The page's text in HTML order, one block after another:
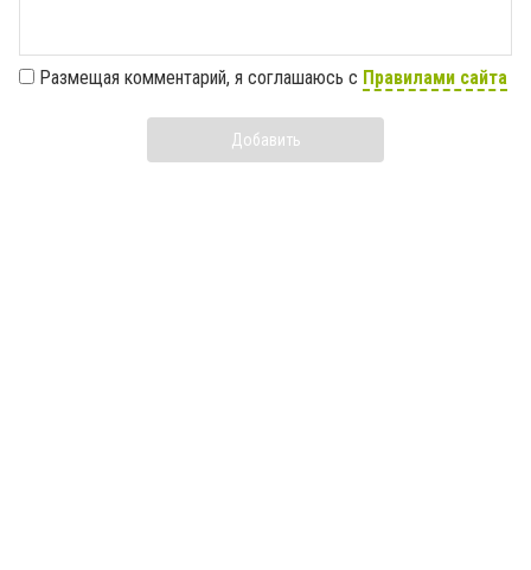
Размещая комментарий, я соглашаюсь с Правилами сайта
Добавить